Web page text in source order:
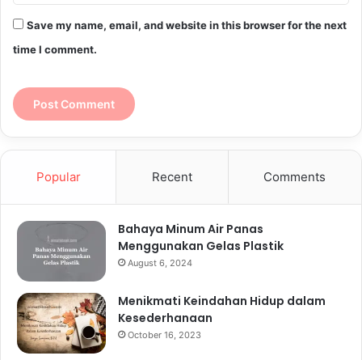
Save my name, email, and website in this browser for the next
time I comment.
Popular Recent Comments
Bahaya Minum Air Panas
Menggunakan Gelas Plastik
August 6, 2024
Menikmati Keindahan Hidup dalam
Kesederhanaan
October 16, 2023